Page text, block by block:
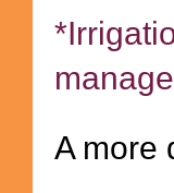
A more